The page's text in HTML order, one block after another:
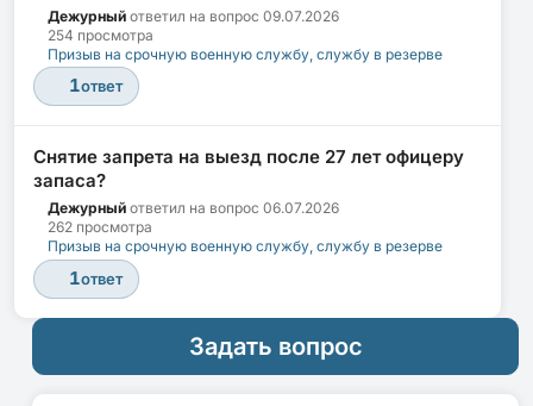
Дежурный ответил на вопрос 09.07.2026
254 просмотра
Призыв на срочную военную службу, службу в резерве
1ответ
Снятие запрета на выезд после 27 лет офицеру
запаса?
Дежурный ответил на вопрос 06.07.2026
262 просмотра
Призыв на срочную военную службу, службу в резерве
1ответ
Задать вопрос